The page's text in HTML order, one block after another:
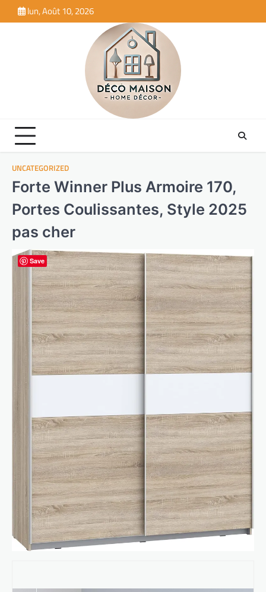
to
lun, Août 10, 2026
UNCATEGORIZED
Forte Winner Plus Armoire 170,
Portes Coulissantes, Style 2025
pas cher
Save